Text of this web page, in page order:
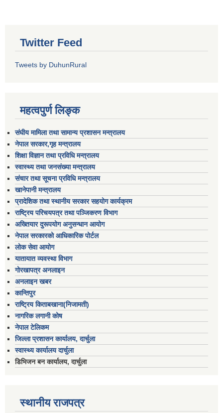
Twitter Feed
Tweets by DuhunRural
महत्वपुर्ण लिङ्क
संघीय मामिला तथा सामान्य प्रशासन मन्त्रालय
नेपाल सरकार,गृह मन्त्रालय
शिक्षा विज्ञान तथा प्रविधि मन्त्रालय
स्वास्थ्य तथा जनसंख्या मन्त्रालय
संचार तथा सूचना प्रविधि मन्त्रालय
खानेपानी मन्त्रालय
प्रादेशिक तथा स्थानीय सरकार सहयोग कार्यक्रम
राष्ट्रिय परिचयपत्र तथा पञ्जिकरण विभाग
अख्तियार दुरूपयोग अनुसन्धान आयोग
नेपाल सरकारको आधिकारिक पोर्टल
लोक सेवा आयोग
यातायात व्यवस्था विभाग
गोरखापत्र अनलाइन
अनलाइन खबर
कान्तिपुर
राष्ट्रिय किताबखाना(निजामती)
नागरिक लगानी कोष
नेपाल टेलिकम
जिल्ला प्रशासन कार्यालय, दार्चुला
स्वास्थ्य कार्यालय दार्चुला
डिभिजन बन कार्यालय, दार्चुला
स्थानीय राजपत्र